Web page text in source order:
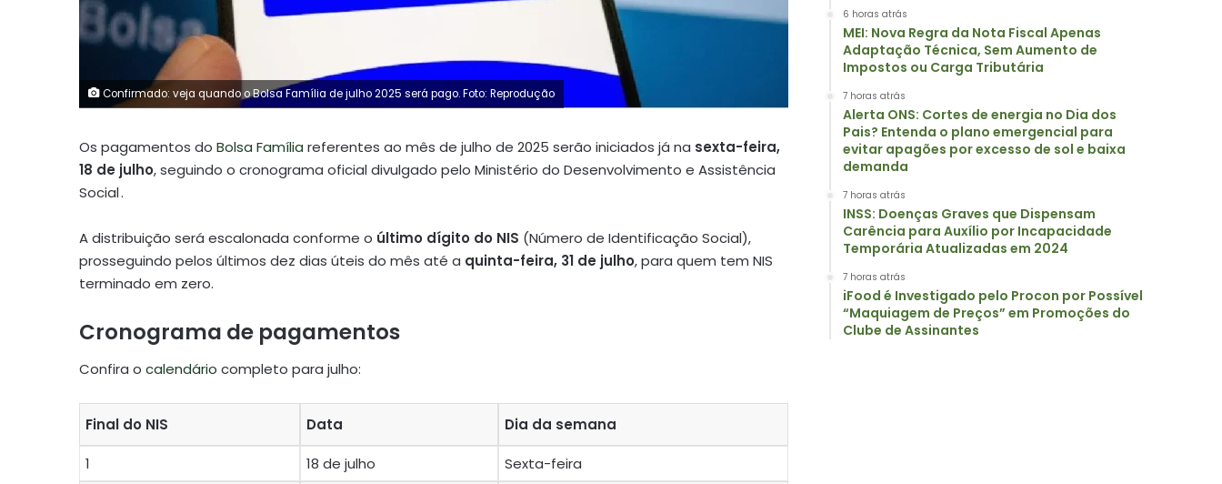
Confirmado: veja quando o Bolsa Família de julho 2025 será pago. Foto: Reprodução
Os pagamentos do Bolsa Família referentes ao mês de julho de 2025 serão iniciados já na sexta-feira,
18 de julho, seguindo o cronograma oficial divulgado pelo Ministério do Desenvolvimento e Assistência
Social.
A distribuição será escalonada conforme o último dígito do NIS (Número de Identificação Social),
prosseguindo pelos últimos dez dias úteis do mês até a quinta-feira, 31 de julho, para quem tem NIS
terminado em zero.
Cronograma de pagamentos
Confira o calendário completo para julho:
Final do NIS Data Dia da semana
1 18 de julho
Sexta-feira
6 horas atrás
MEI: Nova Regra da Nota Fiscal Apenas
Adaptação Técnica, Sem Aumento de
Impostos ou Carga Tributária
7 horas atrás
Alerta ONS: Cortes de energia no Dia dos
Pais? Entenda o plano emergencial para
evitar apagões por excesso de sol e baixa
demanda
7 horas atrás
INSS: Doenças Graves que Dispensam
Carência para Auxílio por Incapacidade
Temporária Atualizadas em 2024
7 horas atrás
iFood é Investigado pelo Procon por Possível
“Maquiagem de Preços” em Promoções do
Clube de Assinantes